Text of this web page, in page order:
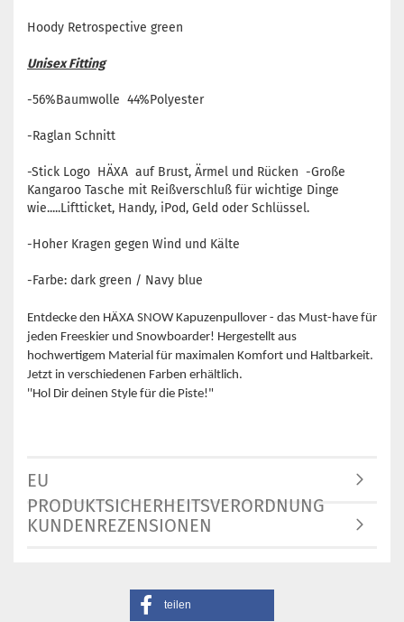
Hoody Retrospective green
Unisex Fitting
-56%Baumwolle 44%Polyester
-Raglan Schnitt
-Stick Logo HÄXA auf Brust, Ärmel und Rücken -Große
Kangaroo Tasche mit Reißverschluß für wichtige Dinge
wie.....Liftticket, Handy, iPod, Geld oder Schlüssel.
-Hoher Kragen gegen Wind und Kälte
-Farbe: dark green / Navy blue
Entdecke den HÄXA SNOW Kapuzenpullover - das Must-have für
jeden Freeskier und Snowboarder! Hergestellt aus
hochwertigem Material für maximalen Komfort und Haltbarkeit.
Jetzt in verschiedenen Farben erhältlich.
''Hol Dir deinen Style für die Piste!"
EU
PRODUKTSICHERHEITSVERORDNUNG
KUNDENREZENSIONEN
teilen